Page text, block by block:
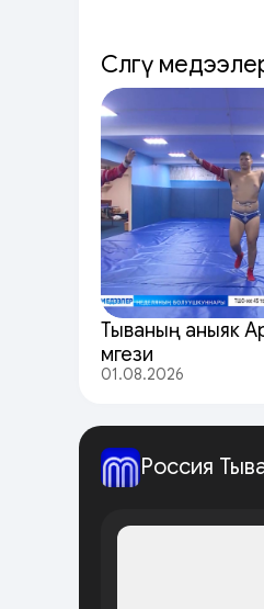
Сөөлгү
Тываның аныяк
мөгези
01.08.2026
Россия